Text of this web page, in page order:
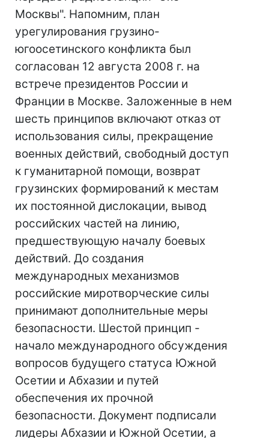
Москвы". Напомним, план
урегулирования грузино-
югоосетинского конфликта был
согласован 12 августа 2008 г. на
встрече президентов России и
Франции в Москве. Заложенные в нем
шесть принципов включают отказ от
использования силы, прекращение
военных действий, свободный доступ
к гуманитарной помощи, возврат
грузинских формирований к местам
их постоянной дислокации, вывод
российских частей на линию,
предшествующую началу боевых
действий. До создания
международных механизмов
российские миротворческие силы
принимают дополнительные меры
безопасности. Шестой принцип -
начало международного обсуждения
вопросов будущего статуса Южной
Осетии и Абхазии и путей
обеспечения их прочной
безопасности. Документ подписали
лидеры Абхазии и Южной Осетии, а